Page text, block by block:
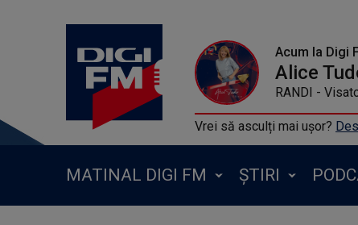
Acum la Digi
Alice
RANDI -
Vrei să asculți mai ușor?
MATINAL DIGI FM ȘTIRI